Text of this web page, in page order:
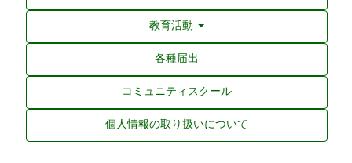
教育活動
各種届出
コミュニティスクール
個人情報の取り扱いについて